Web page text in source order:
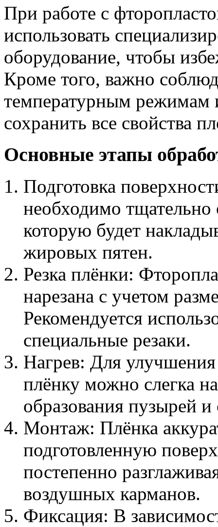
При работе с
использовать
оборудование, чтобы
Кроме того, важно
температурным режимам
сохранить все свойства
Основные этапы
Подготовка
необходимо тщательно
которую будет
жировых пятен.
Резка плёнки:
нарезана с учетом
Рекомендуется
специальные резаки.
Нагрев: Для
плёнку можно слегка
образования пузырей и
Монтаж: Плёнка
подготовленную
постепенно
воздушных карманов.
Фиксация: В